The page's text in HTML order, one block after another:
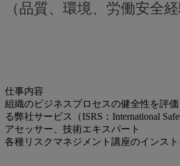
（品質、環境、労働安全経
仕事内容
組織のビジネスプロセスの健全性を評
る弊社サービス（ISRS：International
アセッサー、技術エキスパート
各種リスクマネジメント講座のインス